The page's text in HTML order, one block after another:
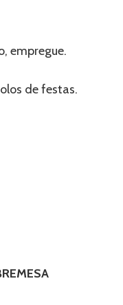
empregue.
de festas.